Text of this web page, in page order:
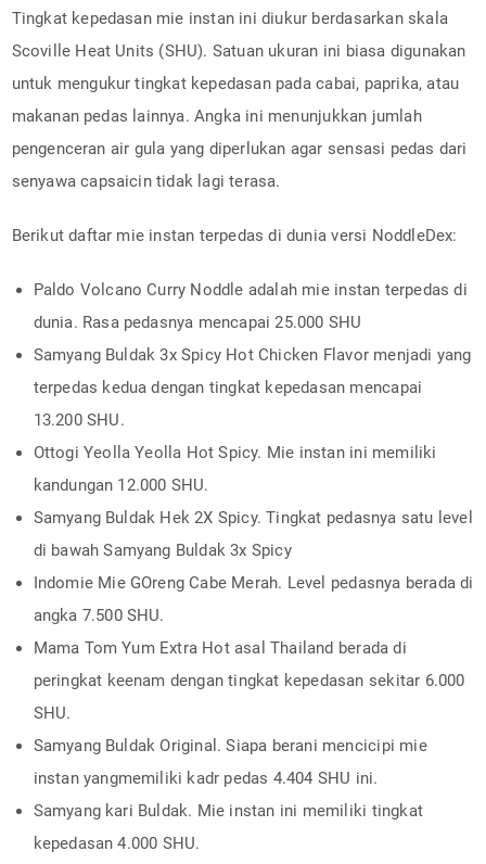
Tingkat kepedasan mie instan ini diukur berdasarkan skala
Scoville Heat Units (SHU). Satuan ukuran ini biasa digunakan
untuk mengukur tingkat kepedasan pada cabai, paprika, atau
makanan pedas lainnya. Angka ini menunjukkan jumlah
pengenceran air gula yang diperlukan agar sensasi pedas dari
senyawa capsaicin tidak lagi terasa.
Berikut daftar mie instan terpedas di dunia versi NoddleDex:
Paldo Volcano Curry Noddle adalah mie instan terpedas di
dunia. Rasa pedasnya mencapai 25.000 SHU
Samyang Buldak 3x Spicy Hot Chicken Flavor menjadi yang
terpedas kedua dengan tingkat kepedasan mencapai
13.200 SHU.
Ottogi Yeolla Yeolla Hot Spicy. Mie instan ini memiliki
kandungan 12.000 SHU.
Samyang Buldak Hek 2X Spicy. Tingkat pedasnya satu level
di bawah Samyang Buldak 3x Spicy
Indomie Mie GOreng Cabe Merah. Level pedasnya berada di
angka 7.500 SHU.
Mama Tom Yum Extra Hot asal Thailand berada di
peringkat keenam dengan tingkat kepedasan sekitar 6.000
SHU.
Samyang Buldak Original. Siapa berani mencicipi mie
instan yangmemiliki kadr pedas 4.404 SHU ini.
Samyang kari Buldak. Mie instan ini memiliki tingkat
kepedasan 4.000 SHU.